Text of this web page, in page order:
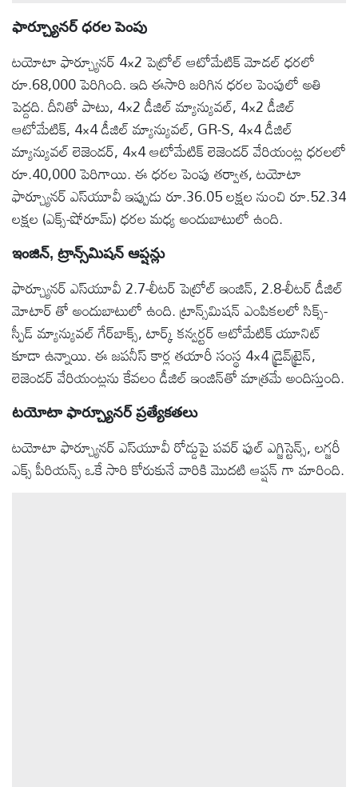
రిలీజ్
ఫార్చ్యూనర్ ధరల పెంపు
టయోటా ఫార్చ్యూనర్ 4×2 పెట్రోల్ ఆటోమేటిక్ మోడల్ ధరలో
రూ.68,000 పెరిగింది. ఇది ఈసారి జరిగిన ధరల పెంపులో అతి
పెద్దది. దీనితో పాటు, 4×2 డీజిల్ మ్యాన్యువల్, 4×2 డీజిల్
ఆటోమేటిక్, 4×4 డీజిల్ మ్యాన్యువల్, GR-S, 4×4 డీజిల్
మ్యాన్యువల్ లెజెండర్, 4×4 ఆటోమేటిక్ లెజెండర్ వేరియంట్ల ధరలలో
రూ.40,000 పెరిగాయి. ఈ ధరల పెంపు తర్వాత, టయోటా
ఫార్చ్యూనర్ ఎస్‌యూవీ ఇప్పుడు రూ.36.05 లక్షల నుంచి రూ.52.34
లక్షల (ఎక్స్-షోరూమ్) ధరల మధ్య అందుబాటులో ఉంది.
ఇంజిన్, ట్రాన్స్‌మిషన్ ఆప్షన్లు
ఫార్చ్యూనర్ ఎస్‌యూవీ 2.7-లీటర్ పెట్రోల్ ఇంజిన్, 2.8-లీటర్ డీజిల్
మోటార్ తో అందుబాటులో ఉంది. ట్రాన్స్‌మిషన్ ఎంపికలలో సిక్స్-
స్పీడ్ మ్యాన్యువల్ గేర్‌బాక్స్, టార్క్ కన్వర్టర్ ఆటోమేటిక్ యూనిట్
కూడా ఉన్నాయి. ఈ జపనీస్ కార్ల తయారీ సంస్థ 4×4 డ్రైవ్‌ట్రైన్,
లెజెండర్ వేరియంట్లను కేవలం డీజిల్ ఇంజిన్‌తో మాత్రమే అందిస్తుంది.
టయోటా ఫార్చ్యూనర్ ప్రత్యేకతలు
టయోటా ఫార్చ్యూనర్ ఎస్‌యూవీ రోడ్డుపై పవర్ ఫుల్ ఎగ్జిస్టెన్స్, లగ్జరీ
ఎక్స్ పీరియన్స్ ఒకే సారి కోరుకునే వారికి మొదటి ఆప్షన్ గా మారింది.